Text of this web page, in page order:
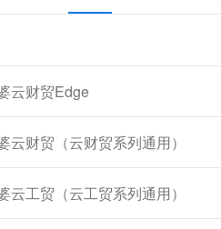
云财贸Edge
云财贸（云财贸系列通用）
云工贸（云工贸系列通用）